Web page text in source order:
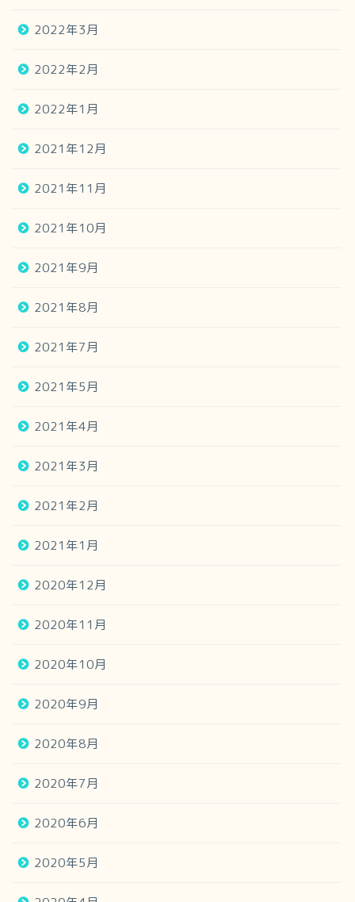
2022年3月
2022年2月
2022年1月
2021年12月
2021年11月
2021年10月
2021年9月
2021年8月
2021年7月
2021年5月
2021年4月
2021年3月
2021年2月
2021年1月
2020年12月
2020年11月
2020年10月
2020年9月
2020年8月
2020年7月
2020年6月
2020年5月